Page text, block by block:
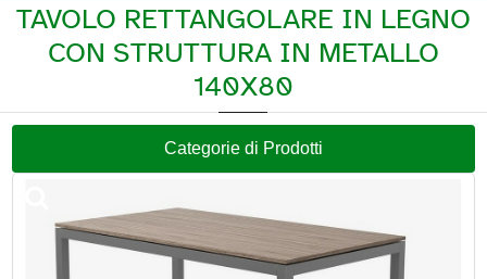
TAVOLO RETTANGOLARE IN LEGNO
CON STRUTTURA IN METALLO
140X80
Categorie di Prodotti